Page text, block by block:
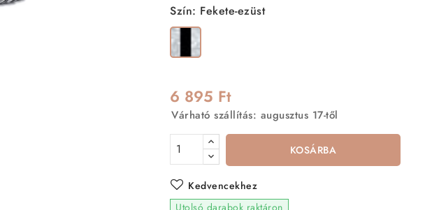
Szín: Fekete-ezüst
Fekete-
ezüst
6 895 Ft
Várható szállítás: augusztus 17-től
KOSÁRBA
Kedvencekhez
Utolsó darabok raktáron